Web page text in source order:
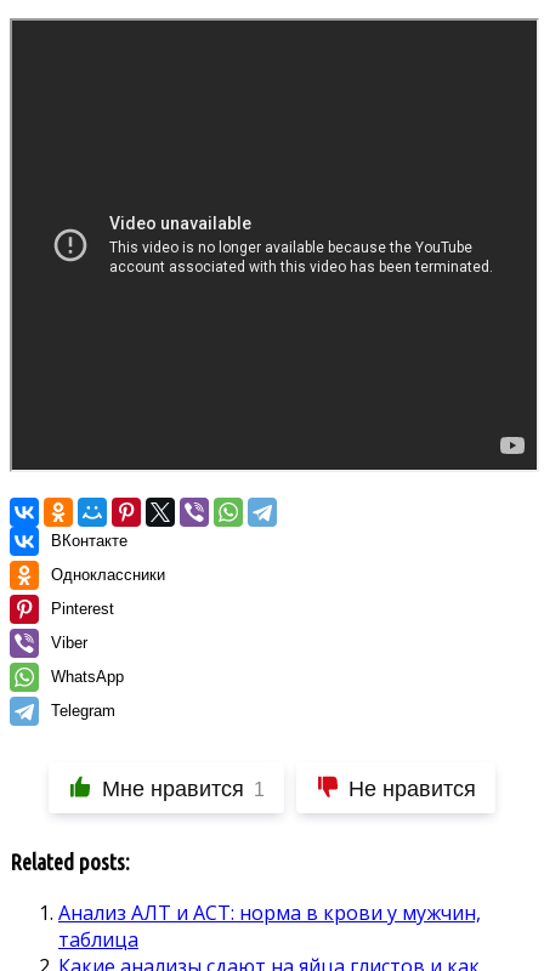
ВКонтакте
Одноклассники
Pinterest
Viber
WhatsApp
Telegram
Мне нравится 1 Не нравится
Related posts:
Анализ АЛТ и АСТ: норма в крови у мужчин,
таблица